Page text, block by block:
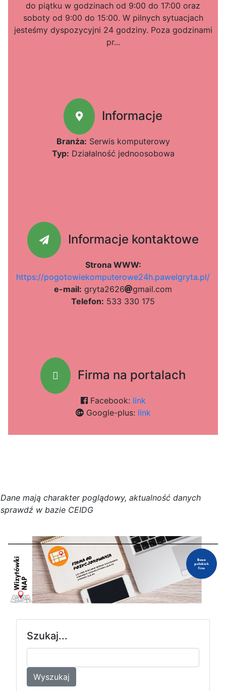
do piątku w godzinach od 9:00 do 17:00 oraz
soboty od 9:00 do 15:00. W pilnych sytuacjach
jesteśmy dyspozycyjni 24 godziny. Poza godzinami
pr...
Informacje
Branża: Serwis komputerowy
Typ: Działalność jednoosobowa
Informacje kontaktowe
Strona WWW:
https://pogotowiekomputerowe24h.pawelgryta.pl/
e-mail: ge5a
ryta2626 gmaib13
l.cf3d
om
Telefon: 533 330 175
Firma na portalach
Facebook: link
Google-plus: link
Dane mają charakter poglądowy, aktualność danych
sprawdź w bazie CEIDG
Szukaj...
Wyszukaj